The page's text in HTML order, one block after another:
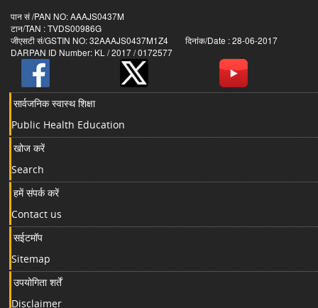
पान सं /PAN NO: AAAJS0437M
टान/TAN : TVDS00986G
जीएसटी सं/GSTIN NO: 32AAAJS0437M1Z4 दिनांक/Date : 28-06-2017
DARPAN ID Number: KL / 2017 / 0172577
सार्वजनिक स्वास्थ शिक्षा
Public Health Education
खोज करें
Search
हमें संपर्क करें
Contact us
सईटमॉप
Sitemap
उपयोगिता शर्तें
Disclaimer